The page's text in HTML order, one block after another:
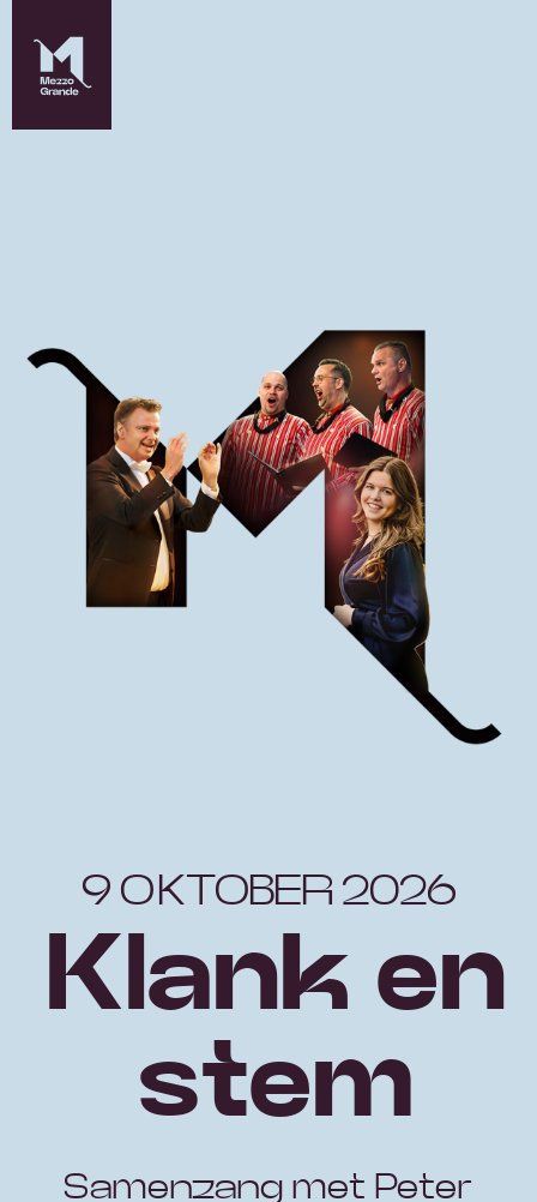
9 OKTOBER 2026
Klank en
stem
Samenzang met Peter